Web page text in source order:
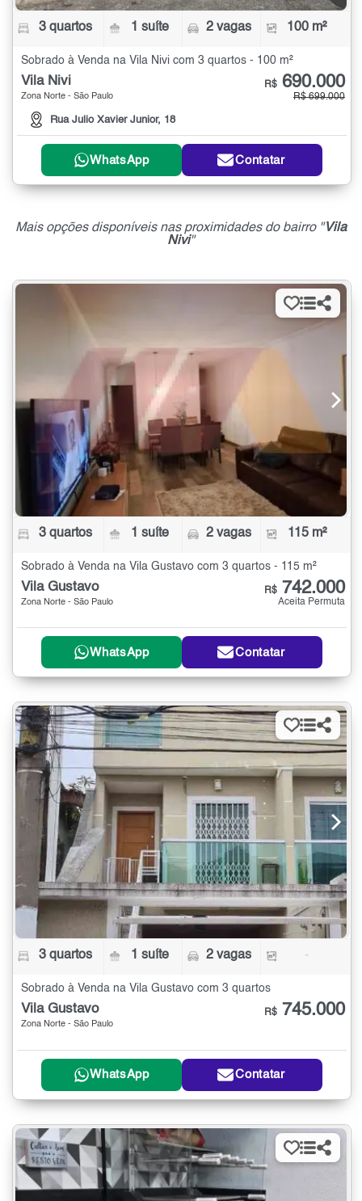
3 quartos 1 suíte 2 vagas 100 m²
Sobrado à Venda na Vila Nivi com 3 quartos - 100 m²
Vila Nivi
Zona Norte - São Paulo
Rua Julio Xavier Junior, 18
R$ 690.000
R$ 699.000
WhatsApp Contatar
Mais opções disponíveis nas proximidades do bairro "Vila
Nivi"
3 quartos 1 suíte 2 vagas 115 m²
Sobrado à Venda na Vila Gustavo com 3 quartos - 115 m²
Vila Gustavo
Zona Norte - São Paulo
R$ 742.000
Aceita Permuta
WhatsApp Contatar
3 quartos 1 suíte 2 vagas -
Sobrado à Venda na Vila Gustavo com 3 quartos
Vila Gustavo
Zona Norte - São Paulo
R$ 745.000
WhatsApp Contatar